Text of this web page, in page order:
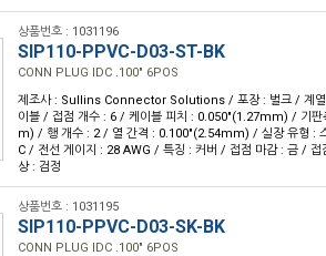
상품번호 : 1031196
SIP110-PPVC-D03-ST-BK
CONN PLUG IDC .100" 6POS
제조사 : Sullins Connector Solutions / 포장 : 벌크 / 계열
이블 / 접점 개수 : 6 / 케이블 피치 : 0.050"(1.27mm) / 기
m) / 행 개수 : 2 / 열 간격 : 0.100"(2.54mm) / 실장 유형 :
C / 전선 게이지 : 28 AWG / 특징 : 커버 / 접점 마감 : 금 / 접
상 : 검정
상품번호 : 1031195
SIP110-PPVC-D03-SK-BK
CONN PLUG IDC .100" 6POS